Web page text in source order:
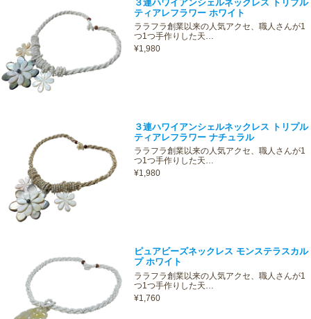
３連ハワイアンシェルネックレス トリプル
ティアレフラワー ホワイト
ララフラ創業以来の人気アクセ、職人さんが1
つ1つ手作りした天…
¥1,980
３連ハワイアンシェルネックレス トリプル
ティアレフラワー ナチュラル
ララフラ創業以来の人気アクセ、職人さんが1
つ1つ手作りした天…
¥1,980
ピュアビーズネックレス モンステラスカル
プ ホワイト
ララフラ創業以来の人気アクセ、職人さんが1
つ1つ手作りした天…
¥1,760